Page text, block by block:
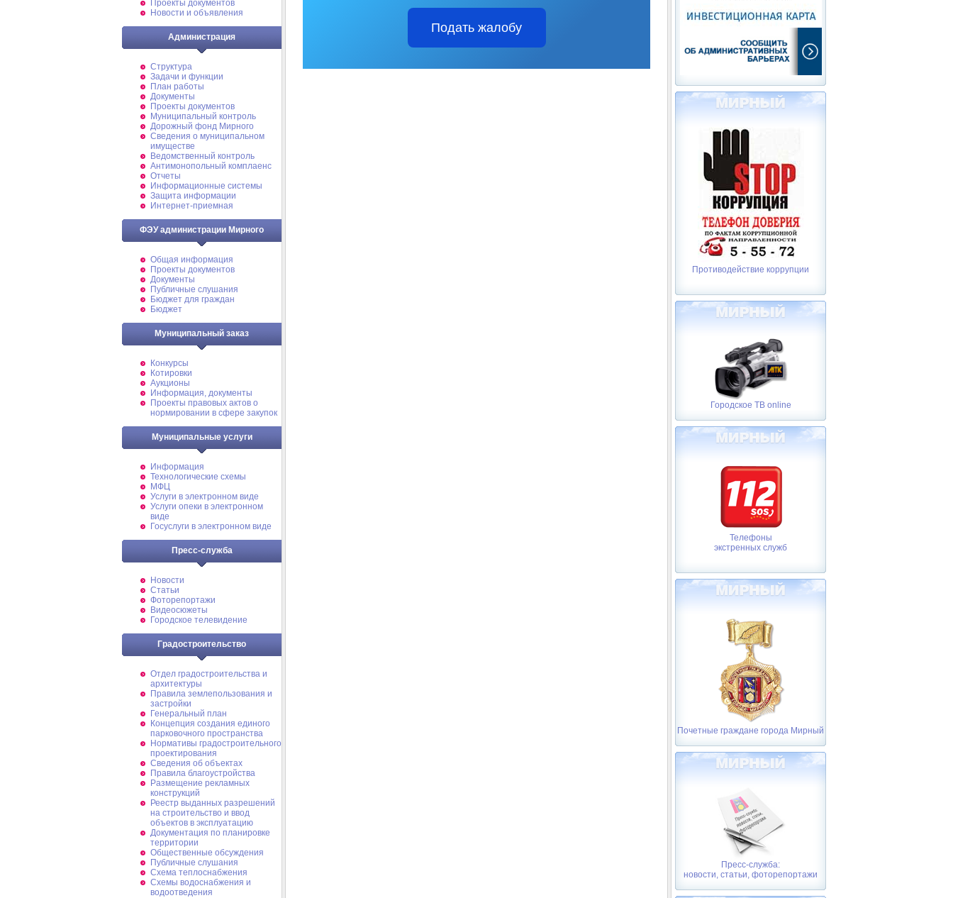
Проекты документов
Новости и объявления
Администрация
Структура
Задачи и функции
План работы
Документы
Проекты документов
Муниципальный контроль
Дорожный фонд Мирного
Cведения о муниципальном
имуществе
Ведомственный контроль
Антимонопольный комплаенс
Отчеты
Информационные системы
Защита информации
Интернет-приемная
ФЭУ администрации Мирного
Общая информация
Проекты документов
Документы
Публичные слушания
Бюджет для граждан
Бюджет
Муниципальный заказ
Конкурсы
Котировки
Аукционы
Информация, документы
Проекты правовых актов о
нормировании в сфере закупок
Муниципальные услуги
Информация
Технологические схемы
МФЦ
Услуги в электронном виде
Услуги опеки в электронном
виде
Госуслуги в электронном виде
Пресс-служба
Новости
Статьи
Фоторепортажи
Видеосюжеты
Городское телевидение
Градостроительство
Отдел градостроительства и
архитектуры
Правила землепользования и
застройки
Генеральный план
Концепция создания единого
парковочного пространства
Нормативы градостроительного
проектирования
Сведения об объектах
Правила благоустройства
Размещение рекламных
конструкций
Реестр выданных разрешений
на строительство и ввод
объектов в эксплуатацию
Документация по планировке
территории
Общественные обсуждения
Публичные слушания
Схема теплоснабжения
Схемы водоснабжения и
водоотведения
Подать жалобу
Противодействие коррупции
Городское ТВ online
Телефоны
экстренных служб
Почетные граждане города Мирный
Пресс-служба:
новости, статьи, фоторепортажи